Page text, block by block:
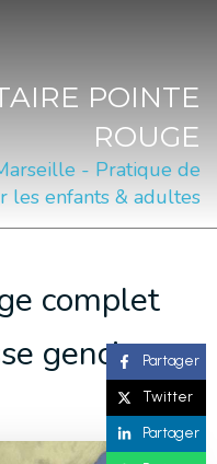
POINTE
ROUGE
- Pratique de
les enfants & adultes
complet
gencivePartager
Twitter
Partager